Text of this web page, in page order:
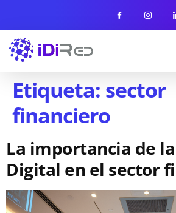
Etiqueta: sector
financiero
La importancia de
Digital en el sector